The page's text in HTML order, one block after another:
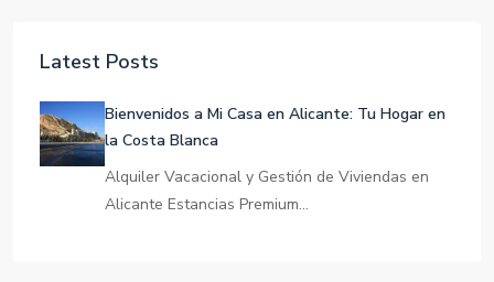
Latest Posts
Bienvenidos a Mi Casa en Alicante: Tu Hogar en
la Costa Blanca
Alquiler Vacacional y Gestión de Viviendas en
Alicante Estancias Premium…